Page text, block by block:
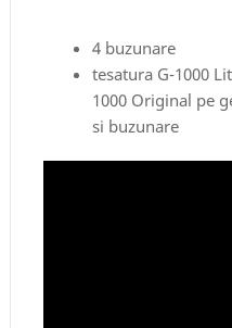
4 buzunare
tesatura G-1000
1000 Original pe
si buzunare